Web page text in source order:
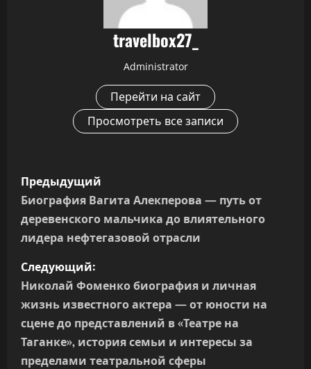
travelbox27_
Administrator
Перейти на сайт
Просмотреть все записи
Н
а
в
и
г
а
ц
Предыдущий
Биография Вагита Алекперова — путь от
деревенского мальчика до влиятельного
лидера нефтегазовой отрасли
Следующий:
Николай Фоменко биография и личная
жизнь известного актера — от юности на
сцене до представлений в «Театре на
Таганке», история семьи и интересы за
пределами театральной сферы